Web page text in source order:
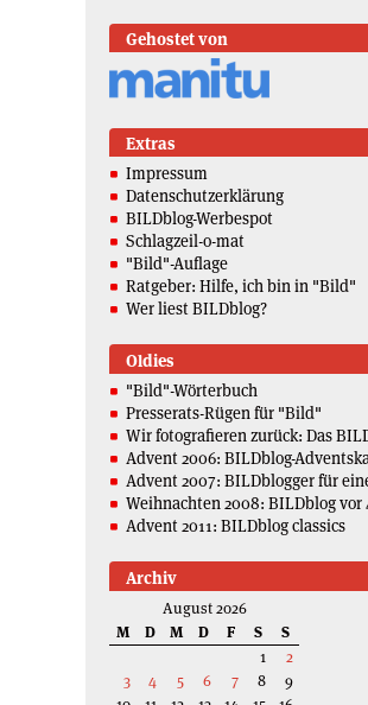
Gehostet von
Extras
Impressum
Datenschutzerklärung
BILDblog-Werbespot
Schlagzeil-o-mat
"Bild"-Auflage
Ratgeber: Hilfe, ich bin in "Bild"
Wer liest BILDblog?
Oldies
"Bild"-Wörterbuch
Presserats-Rügen für "Bild"
Wir fotografieren zurück: Das
Advent 2006: BILDblog-
Advent 2007: BILDblogger für
Weihnachten 2008: BILDblog vor
Advent 2011: BILDblog classics
Archiv
August 2026
M
D M D F S
S
1
2
3
4 5 6 7 8
9